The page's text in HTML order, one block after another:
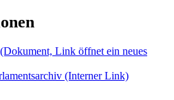
(Dokument, Link öffnet ein neues
(Interner Link)